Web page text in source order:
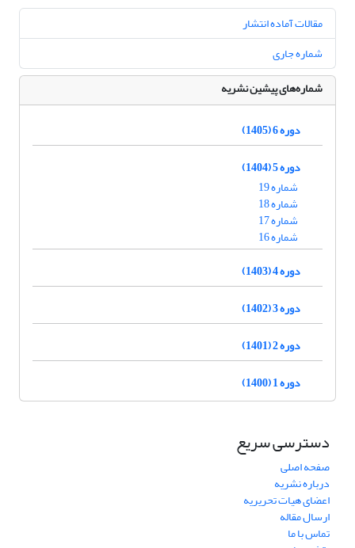
مقالات آماده انتشار
شماره جاری
شماره‌های پیشین نشریه
دوره 6 (1405)
دوره 5 (1404)
شماره 19
شماره 18
شماره 17
شماره 16
دوره 4 (1403)
دوره 3 (1402)
دوره 2 (1401)
دوره 1 (1400)
دسترسی سریع
صفحه اصلی
درباره نشریه
اعضای هیات تحریریه
ارسال مقاله
تماس با ما